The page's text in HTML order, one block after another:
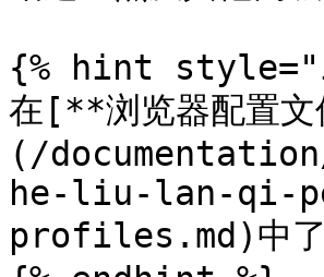
{% hint
在[**浏览器配置
(/
he-liu-lan-qi-
profiles.md)中了